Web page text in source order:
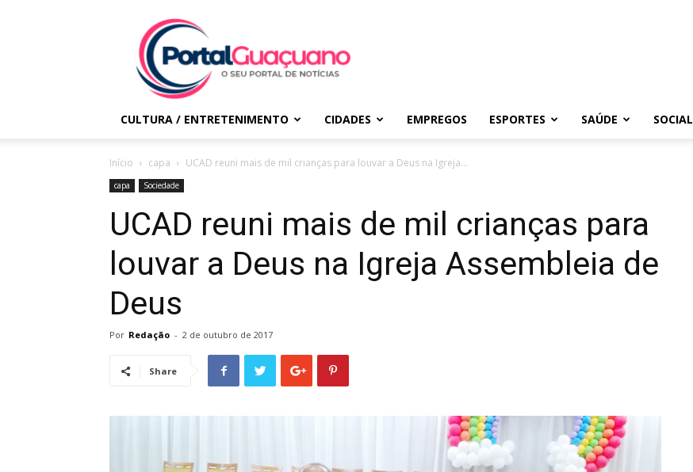
Portal
Guaçuano
CULTURA / ENTRETENIMENTO CIDADES EMPREGOS ESPORTES SAÚDE SOCIAL
Início capa UCAD reuni mais de mil crianças para louvar a Deus na Igreja...
capa Sociedade
UCAD reuni mais de mil crianças para
louvar a Deus na Igreja Assembleia de
Deus
Por Redação - 2 de outubro de 2017
Share